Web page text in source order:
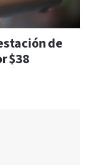
de
$38